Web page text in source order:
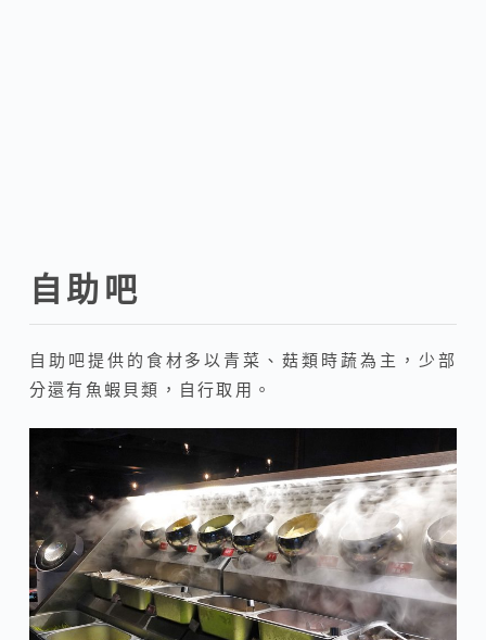
自助吧
自助吧提供的食材多以青菜、菇類時蔬為主，少部
分還有魚蝦貝類，自行取用。